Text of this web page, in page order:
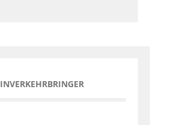
INVERKEHRBRINGER